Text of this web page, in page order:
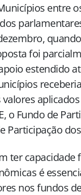
entre
foi
estendido
o Fundo de
Participação
ter
é
nos fundos